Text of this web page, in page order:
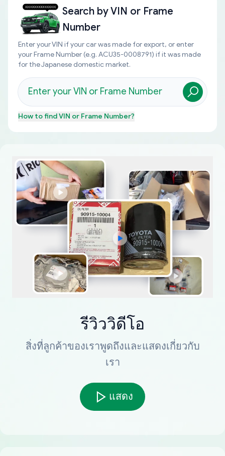
Search byVIN or Frame
Number
Enter your VIN if your car was made for export, or enter
your Frame Number (e.g. ACU35-0008791) if it was made
for the Japanese domestic market.
How to findVIN or Frame Number?
รีวิววิดีโอ
สิ่งที่ลูกค้าของเราพูดถึงและแสดงเกี่ยวกับ
เรา
แสดง